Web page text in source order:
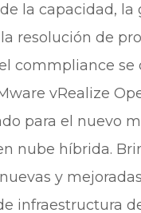
la capacidad, la
resolución de
commpliance se
vRealize
para el nuevo
nube híbrida.
y
infraestructura